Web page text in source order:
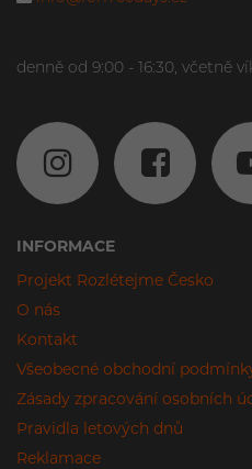
denně od 9:00 - 16:30, včetně
INFORMACE
Projekt Rozlétejme Česko
O nás
Kontakt
Všeobecné obchodní
Zásady zpracování osobních
Pravidla letových dnů
Reklamace